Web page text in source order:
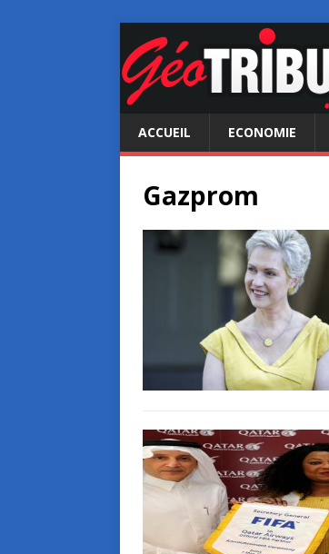
ACCUEIL ECONOMIE
Gazprom